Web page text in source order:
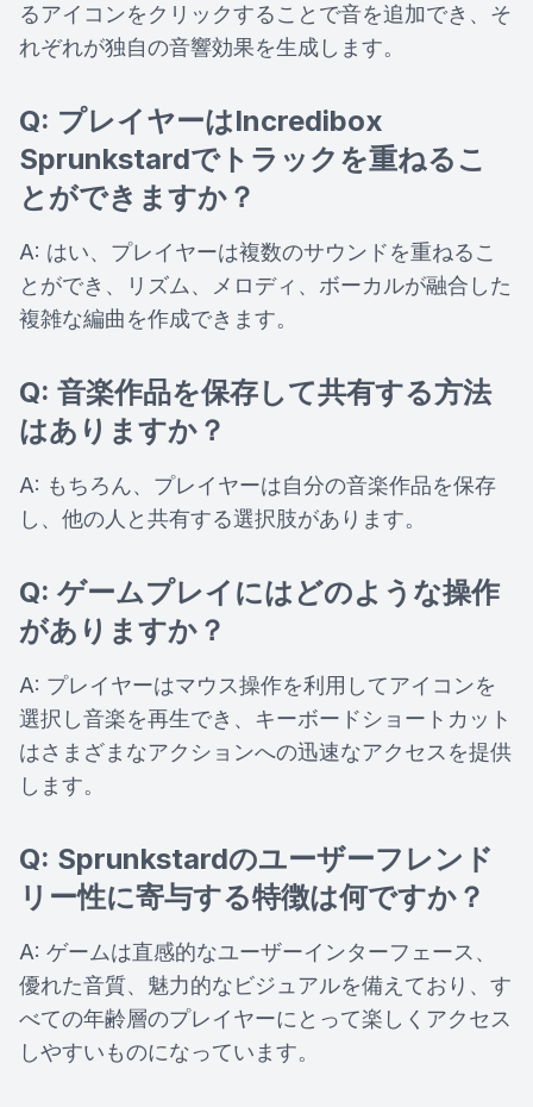
るアイコンをクリックすることで音を追加でき、そ
れぞれが独自の音響効果を生成します。
Q: プレイヤーはIncredibox
Sprunkstardでトラックを重ねるこ
とができますか？
A: はい、プレイヤーは複数のサウンドを重ねるこ
とができ、リズム、メロディ、ボーカルが融合した
複雑な編曲を作成できます。
Q: 音楽作品を保存して共有する方法
はありますか？
A: もちろん、プレイヤーは自分の音楽作品を保存
し、他の人と共有する選択肢があります。
Q: ゲームプレイにはどのような操作
がありますか？
A: プレイヤーはマウス操作を利用してアイコンを
選択し音楽を再生でき、キーボードショートカット
はさまざまなアクションへの迅速なアクセスを提供
します。
Q: Sprunkstardのユーザーフレンド
リー性に寄与する特徴は何ですか？
A: ゲームは直感的なユーザーインターフェース、
優れた音質、魅力的なビジュアルを備えており、す
べての年齢層のプレイヤーにとって楽しくアクセス
しやすいものになっています。